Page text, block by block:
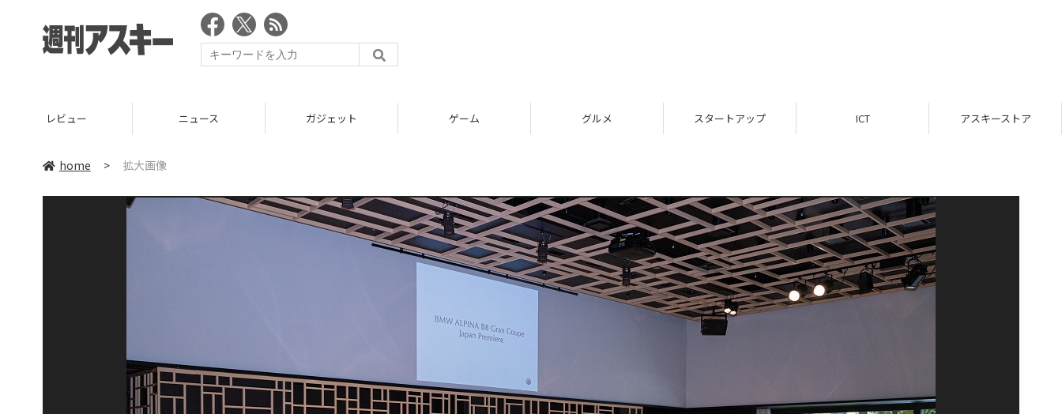
レビュー ニュース ガジェット ゲーム グルメ スタートアップ ICT アスキーストア
home > 拡大画像